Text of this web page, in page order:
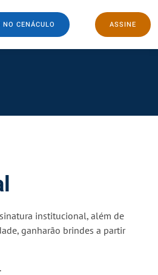
CENÁCULO ASSINE
institucional, além de
ganharão brindes a partir